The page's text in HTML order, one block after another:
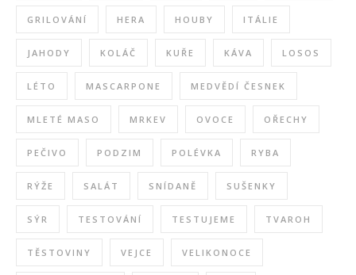
GRILOVÁNÍ HERA HOUBY ITÁLIE
JAHODY KOLÁČ KUŘE KÁVA LOSOS
LÉTO MASCARPONE MEDVĚDÍ ČESNEK
MLETÉ MASO MRKEV OVOCE OŘECHY
PEČIVO PODZIM POLÉVKA RYBA
RÝŽE SALÁT SNÍDANĚ SUŠENKY
SÝR TESTOVÁNÍ TESTUJEME TVAROH
TĚSTOVINY VEJCE VELIKONOCE